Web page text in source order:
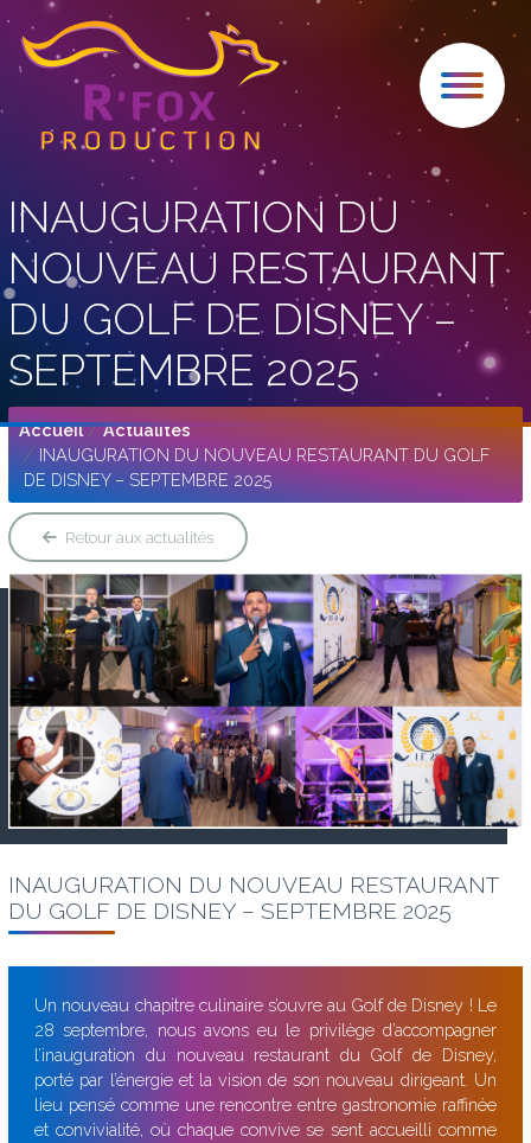
INAUGURATION DU
NOUVEAU RESTAURANT
DU GOLF DE DISNEY –
SEPTEMBRE 2025
Accueil
Actualités
INAUGURATION DU NOUVEAU RESTAURANT DU GOLF
DE DISNEY – SEPTEMBRE 2025
Retour aux actualités
INAUGURATION DU NOUVEAU RESTAURANT
DU GOLF DE DISNEY – SEPTEMBRE 2025
Un nouveau chapitre culinaire s’ouvre au Golf de Disney ! Le
28 septembre, nous avons eu le privilège d’accompagner
l’inauguration du nouveau restaurant du Golf de Disney,
porté par l’énergie et la vision de son nouveau dirigeant. Un
lieu pensé comme une rencontre entre gastronomie raffinée
et convivialité, où chaque convive se sent accueilli comme